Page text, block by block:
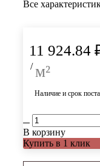
Все
11 924.84
/ м²
Наличие и срок
В корзину
Купить в 1 клик